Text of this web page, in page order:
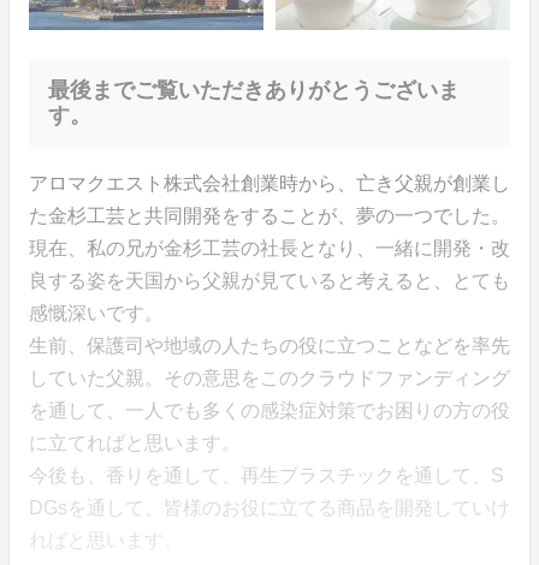
最後までご覧いただきありがとうございま
す。
アロマクエスト株式会社創業時から、亡き父親が創業し
た金杉工芸と共同開発をすることが、夢の一つでした。
現在、私の兄が金杉工芸の社長となり、一緒に開発・改
良する姿を天国から父親が見ていると考えると、とても
感慨深いです。
生前、保護司や地域の人たちの役に立つことなどを率先
していた父親。その意思をこのクラウドファンディング
を通して、一人でも多くの感染症対策でお困りの方の役
に立てればと思います。
今後も、香りを通して、再生プラスチックを通して、S
DGsを通して、皆様のお役に立てる商品を開発していけ
ればと思います。